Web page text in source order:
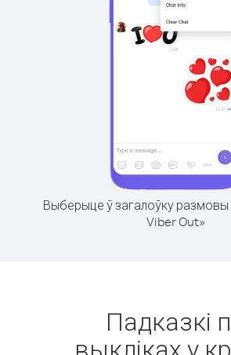
Выберыце ў загалоўку размовы
Viber Out»
Падказкі
выкліках у